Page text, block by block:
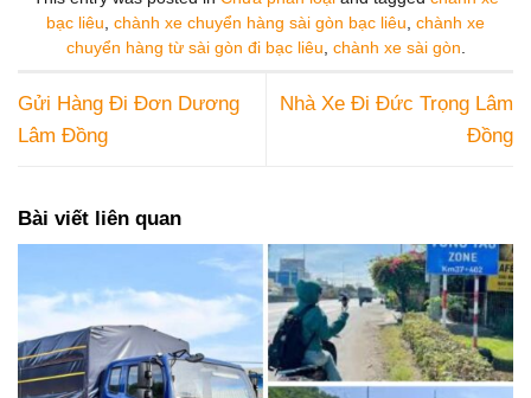
bạc liêu chành xe chuyển hàng sài gòn bạc liêu chành xe
chuyển hàng từ sài gòn đi bạc liêu chành xe sài gòn
Gửi Hàng Đi Đơn Dương
Lâm Đồng
Nhà Xe Đi Đức Trọng Lâm
Đồng
Bài viết liên quan